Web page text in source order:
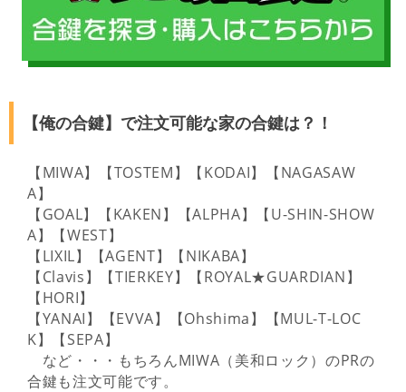
【俺の合鍵】で注文可能な家の合鍵は？！
【MIWA】【TOSTEM】【KODAI】【NAGASAW
A】
【GOAL】【KAKEN】【ALPHA】【U-SHIN-SHOW
A】【WEST】
【LIXIL】【AGENT】【NIKABA】
【Clavis】【TIERKEY】【ROYAL★GUARDIAN】
【HORI】
【YANAI】【EVVA】【Ohshima】【MUL-T-LOC
K】【SEPA】
など・・・もちろんMIWA（美和ロック）のPRの
合鍵も注文可能です。